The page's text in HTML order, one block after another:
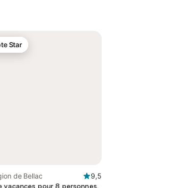
Star
de Bellac
9,5
vacances pour 8 personnes,